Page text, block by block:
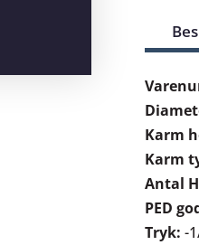
Karm
Karm
Antal
PED
Tryk: -